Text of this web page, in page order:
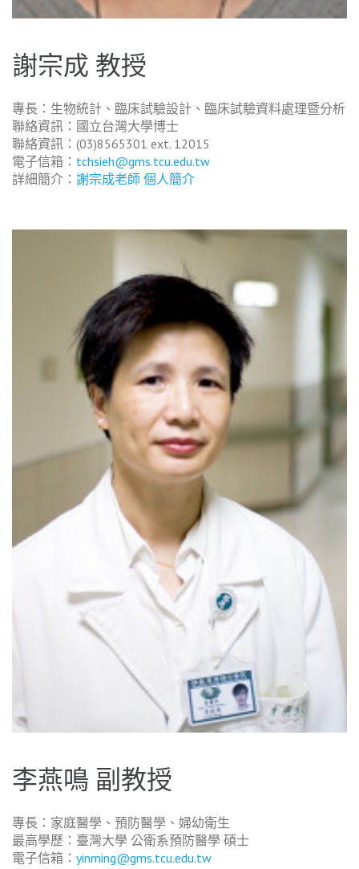
謝宗成 教授
專長：生物統計、臨床試驗設計、臨床試驗資料處理暨分析
聯絡資訊：國立台灣大學博士
聯絡資訊：(03)8565301 ext. 12015
電子信箱： tchsieh@gms.tcu.edu.tw
詳細簡介： 謝宗成老師 個人簡介
李燕鳴 副教授
專長：家庭醫學、預防醫學、婦幼衛生
最高學歷：臺灣大學 公衛系預防醫學 碩士
電子信箱： yinming@gms.tcu.edu.tw